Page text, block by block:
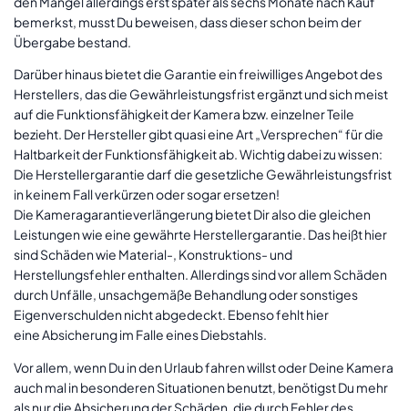
bemerkst, musst Du beweisen, dass dieser schon beim der
Übergabe bestand.
Darüber hinaus bietet die Garantie ein freiwilliges Angebot des
Herstellers, das die Gewährleistungsfrist ergänzt und sich meist
auf die Funktionsfähigkeit der Kamera bzw. einzelner Teile
bezieht. Der Hersteller gibt quasi eine Art „Versprechen“ für die
Haltbarkeit der Funktionsfähigkeit ab. Wichtig dabei zu wissen:
Die Herstellergarantie darf die gesetzliche Gewährleistungsfrist
in keinem Fall verkürzen oder sogar ersetzen!
Die Kameragarantieverlängerung bietet Dir also die gleichen
Leistungen wie eine gewährte Herstellergarantie. Das heißt hier
sind Schäden wie Material-, Konstruktions- und
Herstellungsfehler enthalten. Allerdings sind vor allem Schäden
durch Unfälle, unsachgemäße Behandlung oder sonstiges
Eigenverschulden nicht abgedeckt. Ebenso fehlt hier
eine Absicherung im Falle eines Diebstahls.
Vor allem, wenn Du in den Urlaub fahren willst oder Deine Kamera
auch mal in besonderen Situationen benutzt, benötigst Du mehr
als nur die Absicherung der Schäden, die durch Fehler des